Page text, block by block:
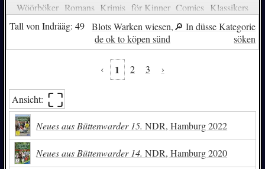
Wöörböker Romans Krimis för Kinner Comics Klassikers
Wiehnachten Saakböker Musik Religion Erotik Jägeree
Höörspelen Spraak lehren (Kinner)
Spraak lehren (Grote) Politik
över’n Krieg
över de Leevd
Ümdreihbook Reuter sien Warken
Tall von Indrääg: 49 Blots Warken wiesen,
de ok to köpen sünd
🔎︎ In düsse Kategorie
söken
‹ 1 2 3 ›
Ansicht: ⛶︎
Neues aus Büttenwarder 15. NDR, Hamburg 2022
Neues aus Büttenwarder 14. NDR, Hamburg 2020